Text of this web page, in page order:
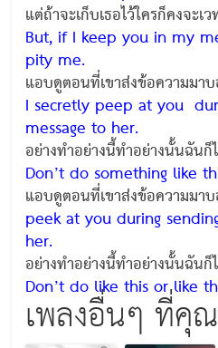
แต่ถ้าจะเก็บเธอไว้ใครก็คงจะเ
But, if I keep you in my
pity me.
แอบดูตอนที่เขาส่งข้อความมา
I secretly peep at you
message to her.
อย่างทำอย่างนี้ทำอย่างนั้นฉันก็
Don’t do something like
แอบดูตอนที่เขาส่งข้อความมา
peek at you during
her.
อย่างทำอย่างนี้ทำอย่างนั้นฉันก็
Don’t do like this or like
เพลงอื่นๆ ที่คุ